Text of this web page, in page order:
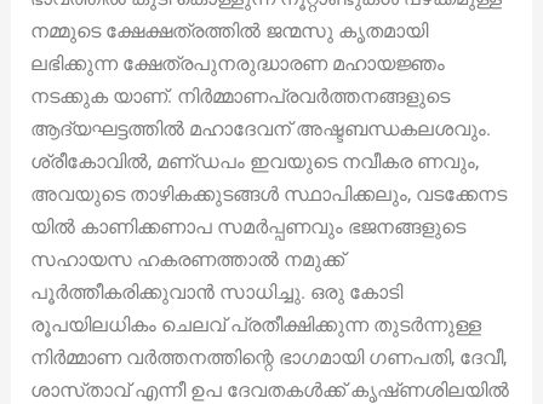
നമ്മുടെ ക്ഷേക്ഷത്രത്തിൽ ജന്മസു കൃതമായി
ലഭിക്കുന്ന ക്ഷേത്രപുനരുദ്ധാരണ മഹായജ്ഞം
നടക്കുക യാണ്. നിർമ്മാണപ്രവർത്തനങ്ങളുടെ
ആദ്യഘട്ടത്തിൽ മഹാദേവന് അഷ്ടബന്ധകലശവും.
ശ്രീകോവിൽ, മണ്‌ഡപം ഇവയുടെ നവീകര ണവും,
അവയുടെ താഴികക്കുടങ്ങൾ സ്ഥാപിക്കലും, വടക്കേനട
യിൽ കാണിക്കണാപ സമർപ്പണവും ഭജനങ്ങളുടെ
സഹായസ ഹകരണത്താൽ നമുക്ക്
പൂർത്തീകരിക്കുവാൻ സാധിച്ചു. ഒരു കോടി
രൂപയിലധികം ചെലവ് പ്രതീക്ഷിക്കുന്ന തുടർന്നുള്ള
നിർമ്മാണ വർത്തനത്തിന്റെ ഭാഗമായി ഗണപതി, ദേവീ,
ശാസ്‌താവ് എന്നീ ഉപ ദേവതകൾക്ക് കൃഷ്‌ണശിലയിൽ